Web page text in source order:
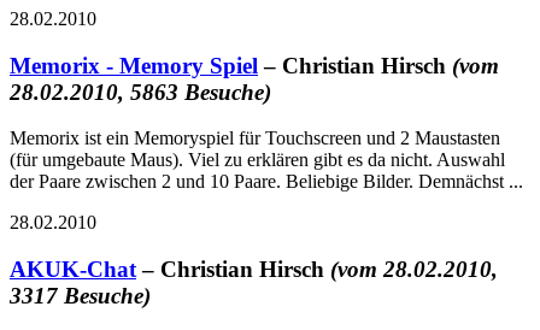
28.02.2010
Memorix - Memory Spiel – Christian Hirsch (vom
28.02.2010, 5863 Besuche)
Memorix ist ein Memoryspiel für Touchscreen und 2 Maustasten
(für umgebaute Maus). Viel zu erklären gibt es da nicht. Auswahl
der Paare zwischen 2 und 10 Paare. Beliebige Bilder. Demnächst ...
28.02.2010
AKUK-Chat– Christian Hirsch (vom 28.02.2010,
3317 Besuche)